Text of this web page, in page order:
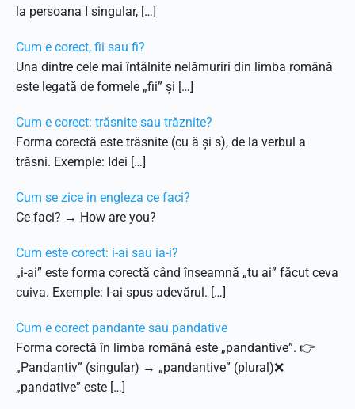
la persoana I singular, […]
Cum e corect, fii sau fi?
Una dintre cele mai întâlnite nelămuriri din limba română
este legată de formele „fii” și […]
Cum e corect: trăsnite sau trăznite?
Forma corectă este trăsnite (cu ă și s), de la verbul a
trăsni. Exemple: Idei […]
Cum se zice in engleza ce faci?
Ce faci? → How are you?
Cum este corect: i-ai sau ia-i?
„i-ai” este forma corectă când înseamnă „tu ai” făcut ceva
cuiva. Exemple: I-ai spus adevărul. […]
Cum e corect pandante sau pandative
Forma corectă în limba română este „pandantive”. 👉
„Pandantiv” (singular) → „pandantive” (plural)❌
„pandative” este […]